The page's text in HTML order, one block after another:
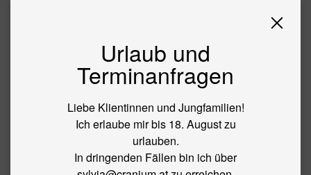
KONTAKT
ÜBER MICH
BLOG
Craniosacral Nursing mit Babys und
Urlaub und
Terminanfragen
Liebe Klientinnen und Jungfamilien!
Ich erlaube mir bis 18. August zu
urlauben.
In dringenden Fällen bin ich über